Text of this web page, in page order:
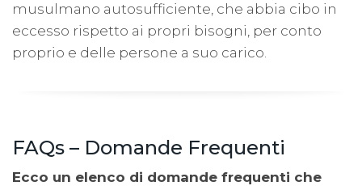
musulmano autosufficiente, che abbia cibo in
eccesso rispetto ai propri bisogni, per conto
proprio e delle persone a suo carico.
FAQs – Domande Frequenti
Ecco un elenco di domande frequenti che